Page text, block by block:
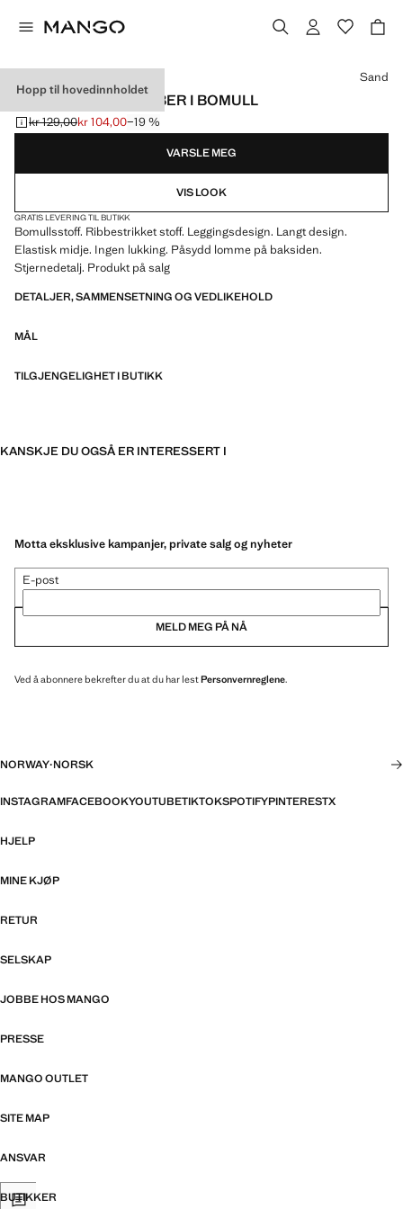
Hopp til hovedinnholdet
LEGGINGS MED RIBBER I BOMULL
Første pris strøket [kr 129,00 ]
kr 129,00
Gjeldende pris [kr 104,00 ]
kr 104,00−19 %
Velg en farge
Sand
VARSLE MEG
VIS LOOK
GRATIS LEVERING TIL BUTIKK
Bomullsstoff. Ribbestrikket stoff. Leggingsdesign. Langt design.
Elastisk midje. Ingen lukking. Påsydd lomme på baksiden.
Stjernedetalj. Produkt på salg
DETALJER, SAMMENSETNING OG VEDLIKEHOLD
MÅL
TILGJENGELIGHET I BUTIKK
KANSKJE DU OGSÅ ER INTERESSERT I
Motta eksklusive kampanjer, private salg og nyheter
E-post
MELD MEG PÅ NÅ
Ved å abonnere bekrefter du at du har lestPersonvernreglene.
NORWAY·NORSK
INSTAGRAMFACEBOOKYOUTUBETIKTOKSPOTIFYPINTERESTX
HJELP
MINE KJØP
RETUR
SELSKAP
JOBBE HOS MANGO
PRESSE
MANGO OUTLET
SITE MAP
ANSVAR
BUTIKKER